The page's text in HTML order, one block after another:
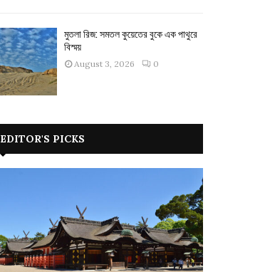
মুতলা রিজ: সমতল কুয়েতের বুকে এক পাথুরে
বিস্ময়
August 3, 2026 0
EDITOR'S PICKS